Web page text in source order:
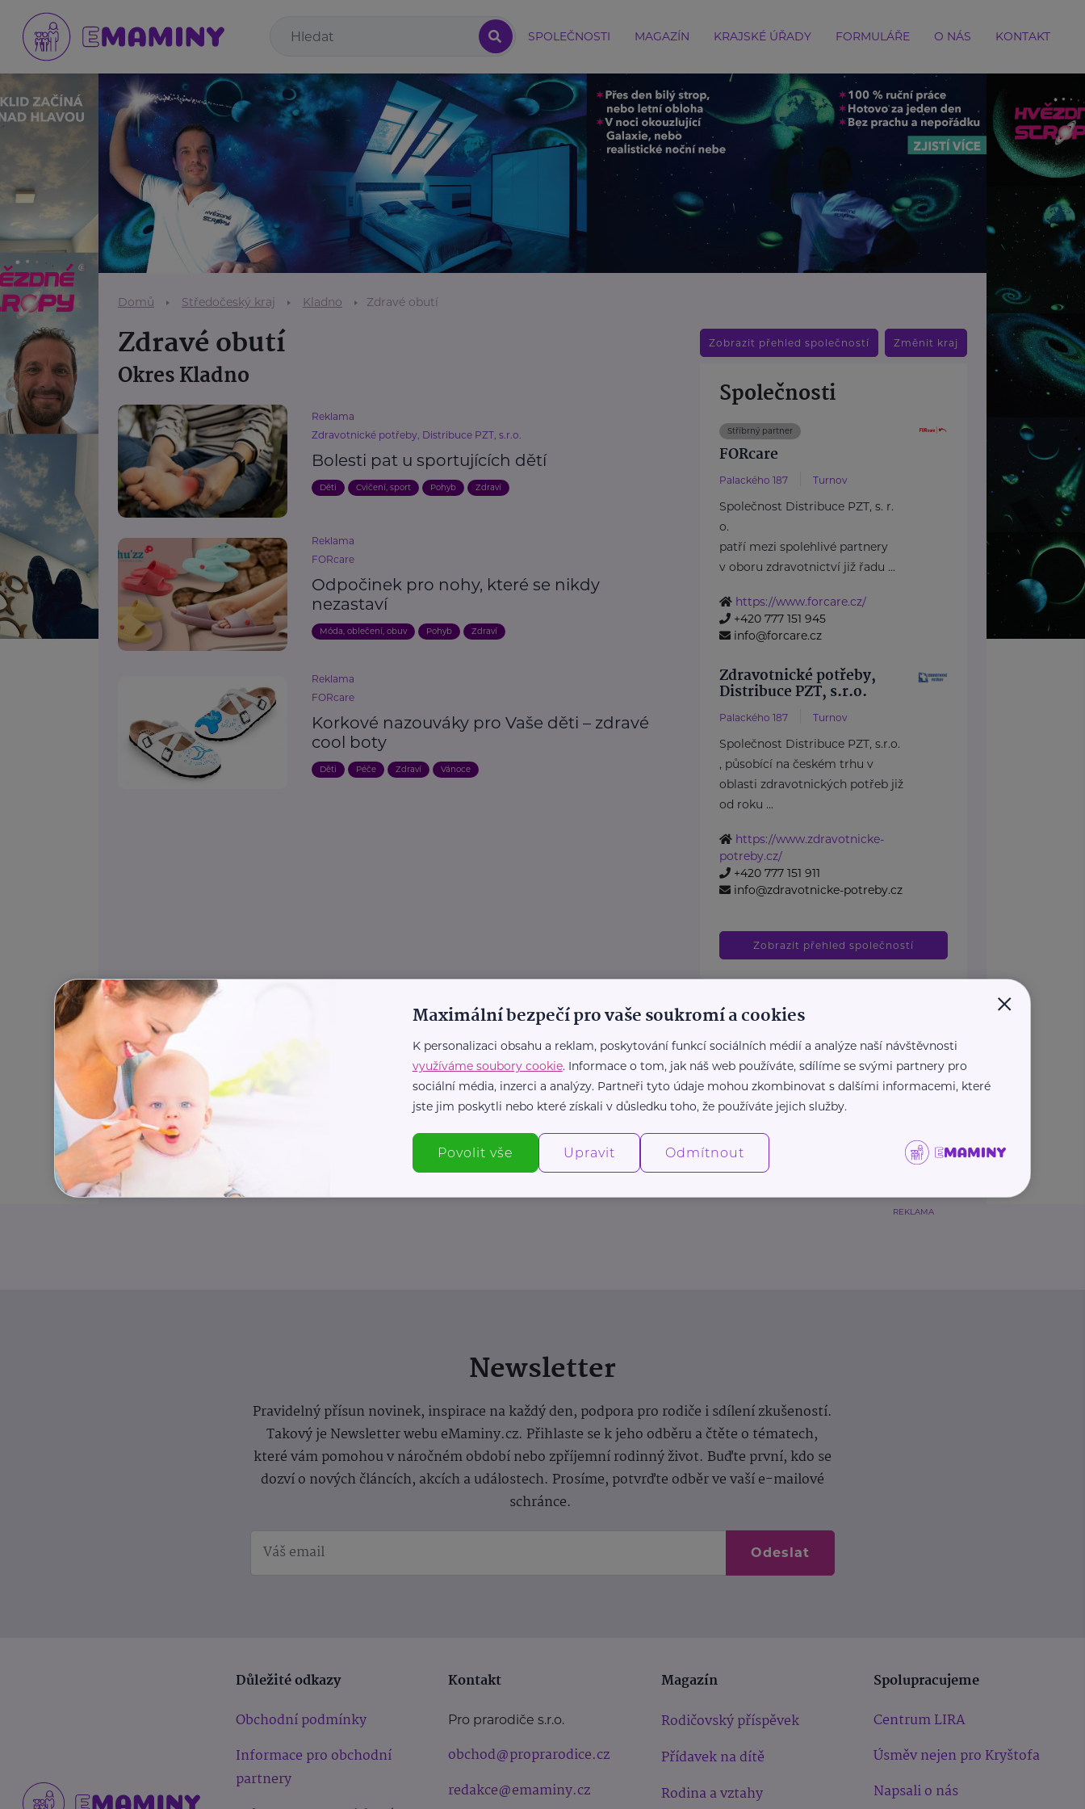
SPOLEČNOSTI MAGAZÍN KRAJSKÉ ÚŘADY FORMULÁŘE O NÁS KONTAKT
Domů Středočeský kraj Kladno Zdravé obutí
Zdravé obutí
Okres Kladno
Reklama
Zdravotnické potřeby, Distribuce PZT, s.r.o.
Bolesti pat u sportujících dětí
Děti Cvičení, sport Pohyb Zdraví
Reklama
FORcare
Odpočinek pro nohy, které se nikdy
nezastaví
Móda, oblečení, obuv Pohyb Zdraví
Reklama
FORcare
Korkové nazouváky pro Vaše děti – zdravé
cool boty
Děti Péče Zdraví Vánoce
Zobrazit přehled společností Změnit kraj
Společnosti
Stříbrný partner
FORcare
Palackého 187 Turnov
Společnost Distribuce PZT, s. r.
o.
patří mezi spolehlivé partnery
v oboru zdravotnictví již řadu ...
https://www.forcare.cz/
+420 777 151 945
info@forcare.cz
Zdravotnické potřeby,
Distribuce PZT, s.r.o.
Palackého 187 Turnov
Společnost Distribuce PZT, s.r.o.
, působící na českém trhu v
oblasti zdravotnických potřeb již
od roku ...
https://www.zdravotnicke-
potreby.cz/
+420 777 151 911
info@zdravotnicke-potreby.cz
Zobrazit přehled společností
REKLAMA
Newsletter
Pravidelný přísun novinek, inspirace na každý den, podpora pro rodiče i sdílení zkušeností.
Takový je Newsletter webu eMaminy.cz. Přihlaste se k jeho odběru a čtěte o tématech,
které vám pomohou v náročném období nebo zpříjemní rodinný život. Buďte první, kdo se
dozví o nových článcích, akcích a událostech. Prosíme, potvrďte odběr ve vaší e-mailové
schránce.
Odeslat
Důležité odkazy
Obchodní podmínky
Informace pro obchodní
partnery
Kontakt
Pro prarodiče s.r.o.
obchod@proprarodice.cz
redakce@emaminy.cz
Magazín
Rodičovský příspěvek
Přídavek na dítě
Rodina a vztahy
Spolupracujeme
Centrum LIRA
Úsměv nejen pro Kryštofa
Napsali o nás
×
Maximální bezpečí pro vaše soukromí a cookies
K personalizaci obsahu a reklam, poskytování funkcí sociálních médií a analýze naší návštěvnosti
využíváme soubory cookie. Informace o tom, jak náš web používáte, sdílíme se svými partnery pro
sociální média, inzerci a analýzy. Partneři tyto údaje mohou zkombinovat s dalšími informacemi, které
jste jim poskytli nebo které získali v důsledku toho, že používáte jejich služby.
Povolit vše Upravit Odmítnout